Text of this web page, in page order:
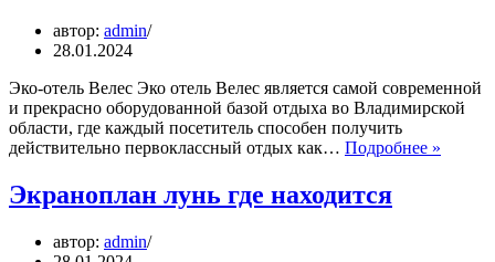
автор: admin
28.01.2024
Эко-отель Велес Эко отель Велес является самой современной
и прекрасно оборудованной базой отдыха во Владимирской
области, где каждый посетитель способен получить
действительно первоклассный отдых как… Подробнее »
Экраноплан лунь где находится
автор: admin